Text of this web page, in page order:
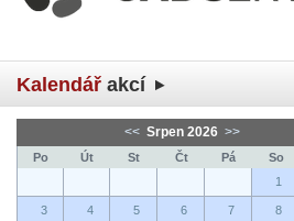
Kalendář akcí
<< Srpen 2026 >>
Po Út St Čt Pá So
1
3 4 5 6 7 8